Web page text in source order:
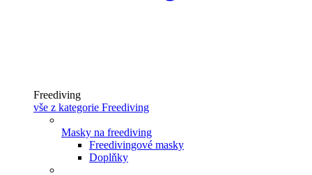
Freediving
vše z kategorie Freediving
Masky na freediving
Freedivingové masky
Doplňky